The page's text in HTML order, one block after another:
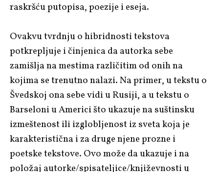
raskršću putopisa, poezije i eseja.
Ovakvu tvrdnju o hibridnosti tekstova
potkrepljuje i činjenica da autorka sebe
zamišlja na mestima različitim od onih na
kojima se trenutno nalazi. Na primer, u tekstu o
Švedskoj ona sebe vidi u Rusiji, a u tekstu o
Barseloni u Americi što ukazuje na suštinsku
izmeštenost ili izglobljenost iz sveta koja je
karakteristična i za druge njene prozne i
poetske tekstove. Ovo može da ukazuje i na
položaj autorke/spisateljice/književnosti u